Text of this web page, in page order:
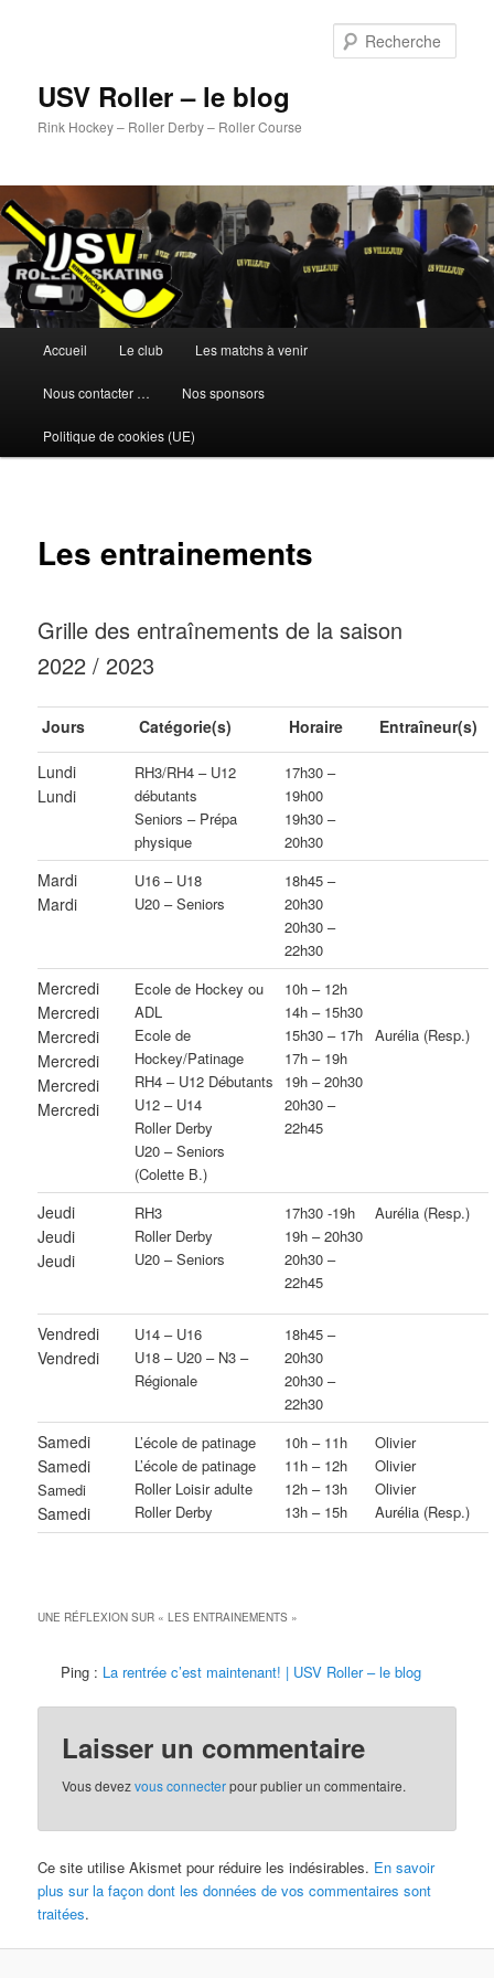
USV Roller – le blog
Rink Hockey – Roller Derby – Roller Course
principal
Accueil Le club Les matchs à venir
Nous contacter … Nos sponsors
Politique de cookies (UE)
Les entrainements
Grille des entraînements de la saison
2022 / 2023
Jours Catégorie(s) Horaire Entraîneur(s)
Lundi
Lundi
RH3/RH4 – U12
débutants
Seniors – Prépa
physique
17h30 –
19h00
19h30 –
20h30
Mardi
Mardi
U16 – U18
U20 – Seniors
18h45 –
20h30
20h30 –
22h30
Mercredi
Mercredi
Mercredi
Mercredi
Mercredi
Mercredi
Ecole de Hockey ou
ADL
Ecole de
Hockey/Patinage
RH4 – U12 Débutants
U12 – U14
Roller Derby
U20 – Seniors
(Colette B.)
10h – 12h
14h – 15h30
15h30 – 17h
17h – 19h
19h – 20h30
20h30 –
22h45
Aurélia (Resp.)
Jeudi
Jeudi
Jeudi
RH3
Roller Derby
U20 – Seniors
17h30 -19h
19h – 20h30
20h30 –
22h45
Aurélia (Resp.)
Vendredi
Vendredi
U14 – U16
U18 – U20 – N3 –
Régionale
18h45 –
20h30
20h30 –
22h30
Samedi
Samedi
Samedi
Samedi
L’école de patinage
L’école de patinage
Roller Loisir adulte
Roller Derby
10h – 11h
11h – 12h
12h – 13h
13h – 15h
Olivier
Olivier
Olivier
Aurélia (Resp.)
UNE RÉFLEXION SUR «LES ENTRAINEMENTS »
Ping : La rentrée c’est maintenant! | USV Roller – le blog
Laisser un commentaire
Vous devezvous connecterpour publier un commentaire.
Ce site utilise Akismet pour réduire les indésirables. En savoir
plus sur la façon dont les données de vos commentaires sont
traitées.